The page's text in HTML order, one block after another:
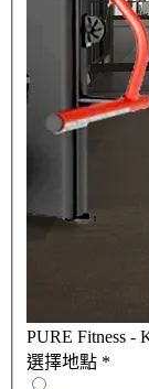
PURE Fitness -
選擇地點 *